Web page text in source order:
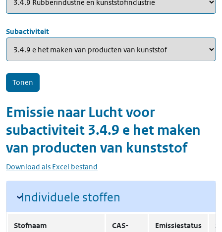
Subactiviteit
Emissie naar Luchtvoor
subactiviteit 3.4.9 e het maken
van producten van kunststof
Download als Excel bestand
Individuele stoffen
Stofnaam
CAS-
Emissiestatus